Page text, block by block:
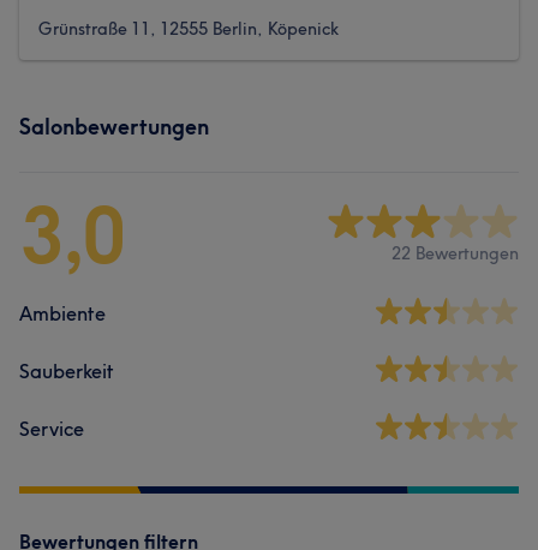
Grünstraße 11, 12555 Berlin, Köpenick
Salonbewertungen
3,0 22 Bewertungen
Ambiente
Sauberkeit
Service
Bewertungen filtern